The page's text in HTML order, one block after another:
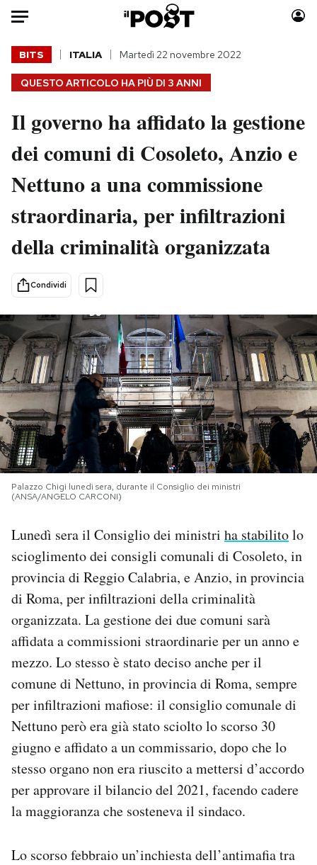
Auto
HOME
Italia
Politica
Tecnologia
Scienza
Sport
Moda
Consumismi
Storie/Idee
Media
Altrecose
PODCAST
NEWSLETTER
I MIEI PREFERITI
SHOP
CALENDARIO
AREA PERSONALE
Area Personale
Newsletter
Notifiche mobile
Regala il Post
Hai bisogno di aiuto?
Esci
QUESTO ARTICOLO HA PIÙ DI 3 ANNI
BITS ITALIA Martedì 22 novembre 2022
Il governo ha affidato la gestione
dei comuni di Cosoleto, Anzio e
Nettuno a una commissione
straordinaria, per infiltrazioni
della criminalità organizzata
Condividi
Palazzo Chigi lunedì sera, durante il Consiglio dei ministri
(ANSA/ANGELO CARCONI)
Lunedì sera il Consiglio dei ministri ha stabilitolo
scioglimento dei consigli comunali di Cosoleto, in
provincia di Reggio Calabria, e Anzio, in provincia
di Roma, per infiltrazioni della criminalità
organizzata. La gestione dei due comuni sarà
affidata a commissioni straordinarie per un anno e
mezzo. Lo stesso è stato deciso anche per il
comune di Nettuno, in provincia di Roma, sempre
per infiltrazioni mafiose: il consiglio comunale di
Nettuno però era già stato sciolto lo scorso 30
giugno e affidato a un commissario, dopo che lo
stesso organo non era riuscito a mettersi d’accordo
per approvare il bilancio del 2021, facendo cadere
la maggioranza che sosteneva il sindaco.
Lo scorso febbraio un’inchiesta dell’antimafia tra